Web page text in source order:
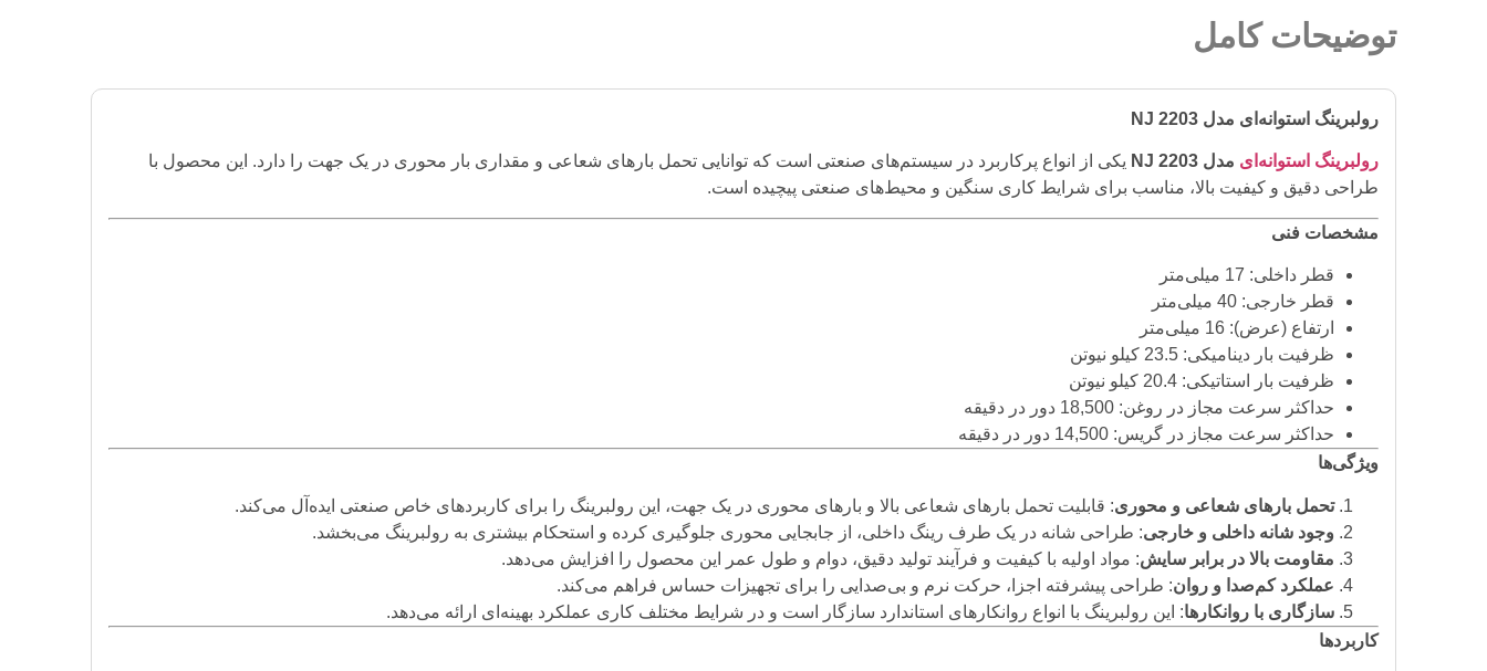
توضیحات کامل
رولبرینگ استوانه‌ای مدل NJ 2203
رولبرینگ استوانه‌ای مدل NJ 2203
یکی از انواع پرکاربرد در سیستم‌های صنعتی است که توانایی تحمل بارهای شعاعی و مقداری بار محوری در یک جهت را دارد. این محصول با
طراحی دقیق و کیفیت بالا، مناسب برای شرایط کاری سنگین و محیط‌های صنعتی پیچیده است.
مشخصات فنی
قطر داخلی: 17 میلی‌متر
قطر خارجی: 40 میلی‌متر
ارتفاع (عرض): 16 میلی‌متر
ظرفیت بار دینامیکی: 23.5 کیلو نیوتن
ظرفیت بار استاتیکی: 20.4 کیلو نیوتن
حداکثر سرعت مجاز در روغن: 18,500 دور در دقیقه
حداکثر سرعت مجاز در گریس: 14,500 دور در دقیقه
ویژگی‌ها
تحمل بارهای شعاعی و محوری: قابلیت تحمل بارهای شعاعی بالا و بارهای محوری در یک جهت، این رولبرینگ را برای کاربردهای خاص صنعتی ایده‌آل می‌کند.
وجود شانه داخلی و خارجی: طراحی شانه در یک طرف رینگ داخلی، از جابجایی محوری جلوگیری کرده و استحکام بیشتری به رولبرینگ می‌بخشد.
مقاومت بالا در برابر سایش: مواد اولیه با کیفیت و فرآیند تولید دقیق، دوام و طول عمر این محصول را افزایش می‌دهد.
عملکرد کم‌صدا و روان: طراحی پیشرفته اجزا، حرکت نرم و بی‌صدایی را برای تجهیزات حساس فراهم می‌کند.
سازگاری با روانکارها: این رولبرینگ با انواع روانکارهای استاندارد سازگار است و در شرایط مختلف کاری عملکرد بهینه‌ای ارائه می‌دهد.
کاربردها